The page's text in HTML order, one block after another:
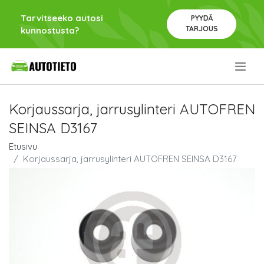
Tarvitseeko autosi
kunnostusta?
PYYDÄ
TARJOUS
Korjaussarja, jarrusylinteri AUTOFREN
SEINSA D3167
Etusivu
Korjaussarja, jarrusylinteri AUTOFREN SEINSA D3167